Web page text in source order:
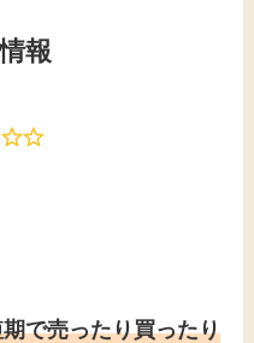
報
で売ったり買ったり